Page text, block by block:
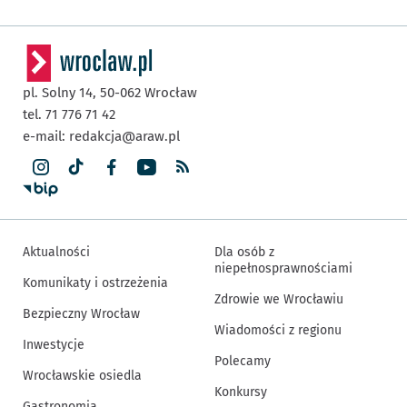
pl. Solny 14, 50-062 Wrocław
tel. 71 776 71 42
e-mail: redakcja@araw.pl
Aktualności
Komunikaty i ostrzeżenia
Bezpieczny Wrocław
Inwestycje
Wrocławskie osiedla
Dla osób z
niepełnosprawnościami
Zdrowie we Wrocławiu
Wiadomości z regionu
Polecamy
Konkursy